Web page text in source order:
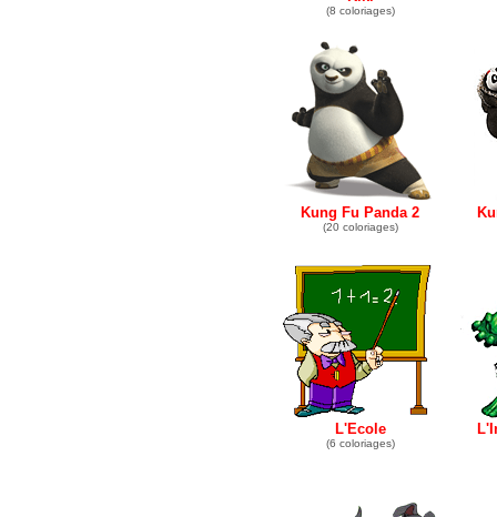
(8 coloriages)
Kung Fu Panda 2
(20 coloriages)
L'Ecole
(6 coloriages)